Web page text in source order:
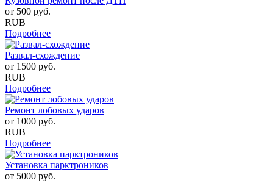
от 500 руб.
RUB
Подробнее
Развал-схождение
от 1500 руб.
RUB
Подробнее
Ремонт лобовых ударов
от 1000 руб.
RUB
Подробнее
Установка парктроников
от 5000 руб.